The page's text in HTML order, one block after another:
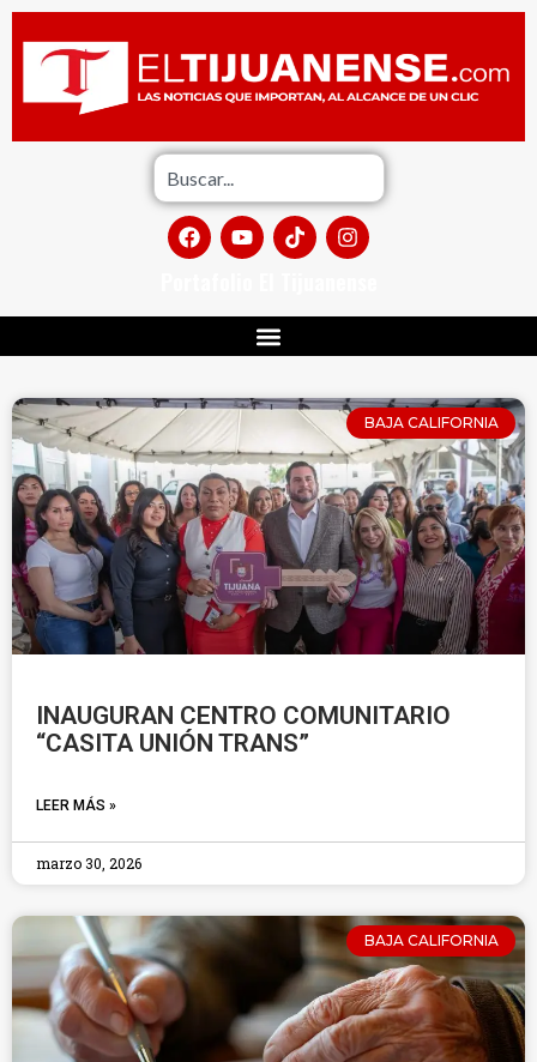
BAJA CALIFORNIA
INAUGURAN CENTRO COMUNITARIO
“CASITA UNIÓN TRANS”
LEER MÁS »
marzo 30, 2026
BAJA CALIFORNIA